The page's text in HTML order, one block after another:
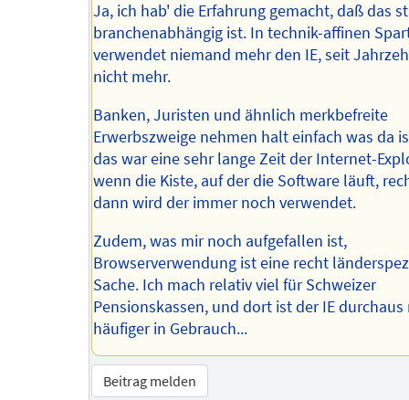
Ja, ich hab' die Erfahrung gemacht, daß das
branchenabhängig ist. In technik-affinen
verwendet niemand mehr den IE, seit
nicht mehr.
Banken, Juristen und ähnlich merkbefreite
Erwerbszweige nehmen halt einfach was da
das war eine sehr lange Zeit der Internet-
wenn die Kiste, auf der die Software läuft,
dann wird der immer noch verwendet.
Zudem, was mir noch aufgefallen ist,
Browserverwendung ist eine recht
Sache. Ich mach relativ viel für Schweizer
Pensionskassen, und dort ist der IE durchaus
häufiger in Gebrauch...
Beitrag melden